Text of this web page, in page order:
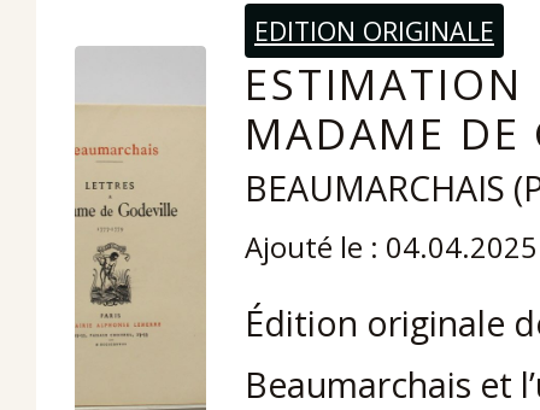
EDITION ORIGINALE
ESTIMATION
MADAME
BEAUMARCHAIS
Ajouté le : 04.04.2025
Édition originale
Beaumarchais et